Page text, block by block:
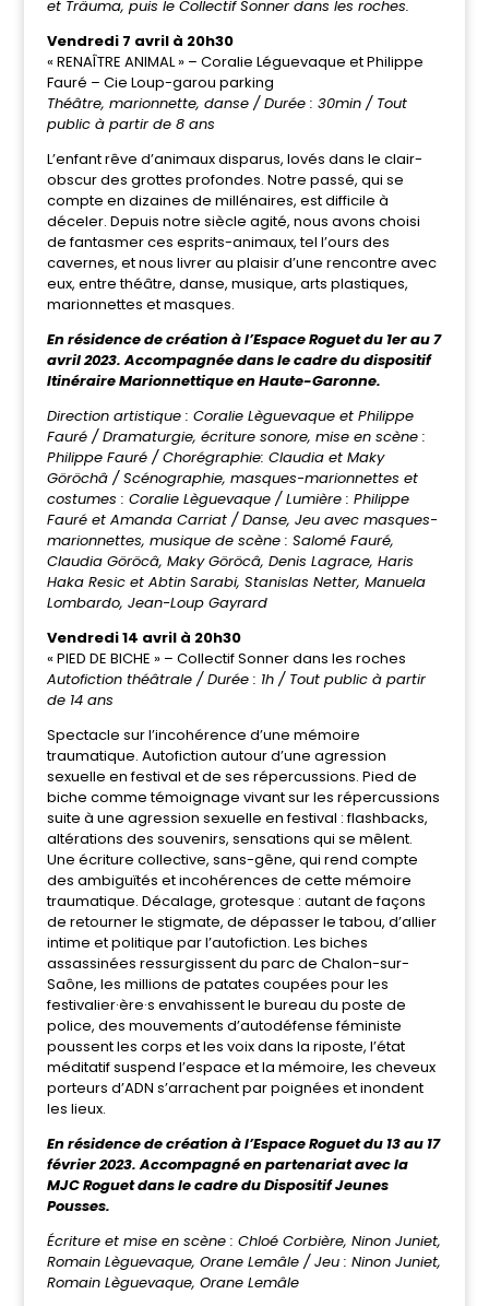
et Träuma, puis le Collectif Sonner dans les roches.
Vendredi 7 avril à 20h30
« RENAÎTRE ANIMAL » – Coralie Léguevaque et Philippe
Fauré – Cie Loup-garou parking
Théâtre, marionnette, danse / Durée : 30min / Tout
public à partir de 8 ans
L’enfant rêve d’animaux disparus, lovés dans le clair-
obscur des grottes profondes. Notre passé, qui se
compte en dizaines de millénaires, est difficile à
déceler. Depuis notre siècle agité, nous avons choisi
de fantasmer ces esprits-animaux, tel l’ours des
cavernes, et nous livrer au plaisir d’une rencontre avec
eux, entre théâtre, danse, musique, arts plastiques,
marionnettes et masques.
En résidence de création à l’Espace Roguet du 1er au 7
avril 2023. Accompagnée dans le cadre du dispositif
Itinéraire Marionnettique en Haute-Garonne.
Direction artistique : Coralie Lèguevaque et Philippe
Fauré / Dramaturgie, écriture sonore, mise en scène :
Philippe Fauré / Chorégraphie: Claudia et Maky
Göröchâ / Scénographie, masques-marionnettes et
costumes : Coralie Lèguevaque / Lumière : Philippe
Fauré et Amanda Carriat / Danse, Jeu avec masques-
marionnettes, musique de scène : Salomé Fauré,
Claudia Göröcâ, Maky Göröcâ, Denis Lagrace, Haris
Haka Resic et Abtin Sarabi, Stanislas Netter, Manuela
Lombardo, Jean-Loup Gayrard
Vendredi 14 avril à 20h30
« PIED DE BICHE » – Collectif Sonner dans les roches
Autofiction théâtrale / Durée : 1h / Tout public à partir
de 14 ans
Spectacle sur l’incohérence d’une mémoire
traumatique. Autofiction autour d’une agression
sexuelle en festival et de ses répercussions. Pied de
biche comme témoignage vivant sur les répercussions
suite à une agression sexuelle en festival : flashbacks,
altérations des souvenirs, sensations qui se mêlent.
Une écriture collective, sans-gêne, qui rend compte
des ambiguïtés et incohérences de cette mémoire
traumatique. Décalage, grotesque : autant de façons
de retourner le stigmate, de dépasser le tabou, d’allier
intime et politique par l’autofiction. Les biches
assassinées ressurgissent du parc de Chalon-sur-
Saône, les millions de patates coupées pour les
festivalier·ère·s envahissent le bureau du poste de
police, des mouvements d’autodéfense féministe
poussent les corps et les voix dans la riposte, l’état
méditatif suspend l’espace et la mémoire, les cheveux
porteurs d’ADN s’arrachent par poignées et inondent
les lieux.
En résidence de création à l’Espace Roguet du 13 au 17
février 2023. Accompagné en partenariat avec la
MJC Roguet dans le cadre du Dispositif Jeunes
Pousses.
Écriture et mise en scène : Chloé Corbière, Ninon Juniet,
Romain Lèguevaque, Orane Lemâle / Jeu : Ninon Juniet,
Romain Lèguevaque, Orane Lemâle